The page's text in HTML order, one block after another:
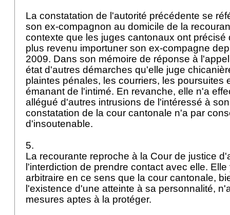
La constatation de l'autorité précédente se
son ex-compagnon au domicile de la
contexte que les juges cantonaux ont précisé
plus revenu importuner son ex-compagne
2009. Dans son mémoire de réponse à
état d'autres démarches qu'elle juge
plaintes pénales, les courriers, les poursuites
émanant de l'intimé. En revanche, elle n'a
allégué d'autres intrusions de l'intéressé à
constatation de la cour cantonale n'a par
d'insoutenable.
5.
La recourante reproche à la Cour de justice
l'interdiction de prendre contact avec elle.
arbitraire en ce sens que la cour cantonale,
l'existence d'une atteinte à sa personnalité,
mesures aptes à la protéger.